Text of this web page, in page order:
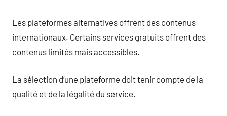
Les plateformes alternatives offrent des contenus
internationaux. Certains services gratuits offrent des
contenus limités mais accessibles.
La sélection d’une plateforme doit tenir compte de la
qualité et de la légalité du service.